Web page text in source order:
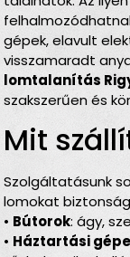
gépek, elavult
visszamaradt
lomtalanítás
szakszerűen és
Mit
Szolgáltatásunk
lomokat
• Bútorok: ágy,
• Háztartási